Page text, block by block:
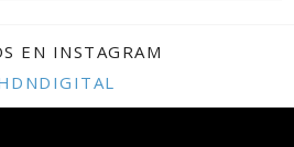
EN INSTAGRAM